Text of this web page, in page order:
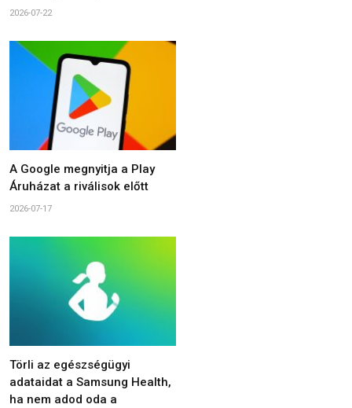
2026-07-22
A Google megnyitja a Play
Áruházat a riválisok előtt
2026-07-17
Törli az egészségügyi
adataidat a Samsung Health,
ha nem adod oda a